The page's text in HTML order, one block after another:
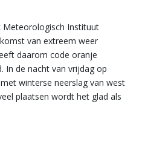
Meteorologisch Instituut
van extreem weer
daarom code oranje
In de nacht van vrijdag op
winterse neerslag van west
plaatsen wordt het glad als